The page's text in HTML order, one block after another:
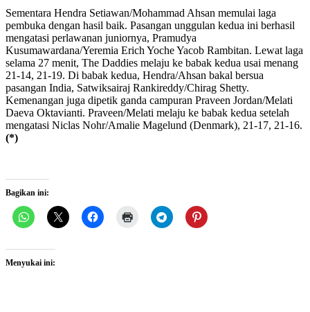
Sementara Hendra Setiawan/Mohammad Ahsan memulai laga
pembuka dengan hasil baik. Pasangan unggulan kedua ini berhasil
mengatasi perlawanan juniornya, Pramudya
Kusumawardana/Yeremia Erich Yoche Yacob Rambitan. Lewat laga
selama 27 menit, The Daddies melaju ke babak kedua usai menang
21-14, 21-19. Di babak kedua, Hendra/Ahsan bakal bersua
pasangan India, Satwiksairaj Rankireddy/Chirag Shetty.
Kemenangan juga dipetik ganda campuran Praveen Jordan/Melati
Daeva Oktavianti. Praveen/Melati melaju ke babak kedua setelah
mengatasi Niclas Nohr/Amalie Magelund (Denmark), 21-17, 21-16.
(*)
Bagikan ini:
Menyukai ini: